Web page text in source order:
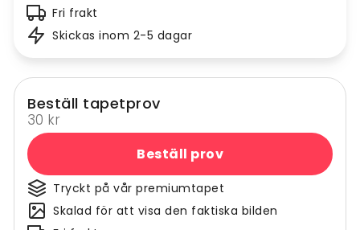
Fri frakt
Skickas inom 2-5 dagar
Beställ tapetprov
30 kr
Beställ prov
Tryckt på vår premiumtapet
Skalad för att visa den faktiska bilden